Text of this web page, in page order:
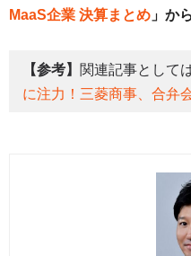
MaaS企業 決算まとめ 」か
【参考】 関連記事として
に注力！三菱商事、合弁